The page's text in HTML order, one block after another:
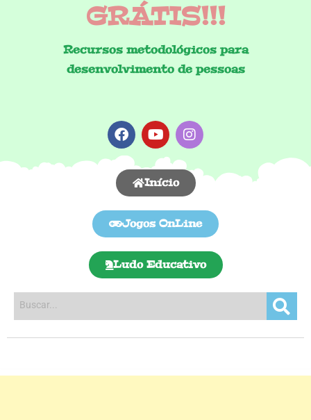
GRÁTIS!!!
Recursos metodológicos para
desenvolvimento de pessoas
Início
Jogos OnLine
Ludo Educativo